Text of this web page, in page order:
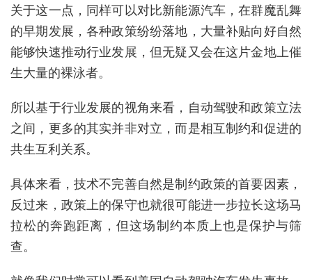
关于这一点，同样可以对比新能源汽车，在群魔乱舞
的早期发展，各种政策纷纷落地，大量补贴向好自然
能够快速推动行业发展，但无疑又会在这片金地上催
生大量的裸泳者。
所以基于行业发展的视角来看，自动驾驶和政策立法
之间，更多的其实并非对立，而是相互制约和促进的
共生互利关系。
具体来看，技术不完善自然是制约政策的首要因素，
反过来，政策上的保守也就很可能进一步拉长这场马
拉松的奔跑距离，但这场制约本质上也是保护与筛
查。